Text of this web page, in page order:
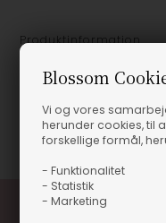
Blossom
Vi og vores
herunder cookies, til
forskellige formål,
- Funktionalitet
- Statistik
- Marketing
Produktinformation
MAKAR CHERRY GIN
Varenummer